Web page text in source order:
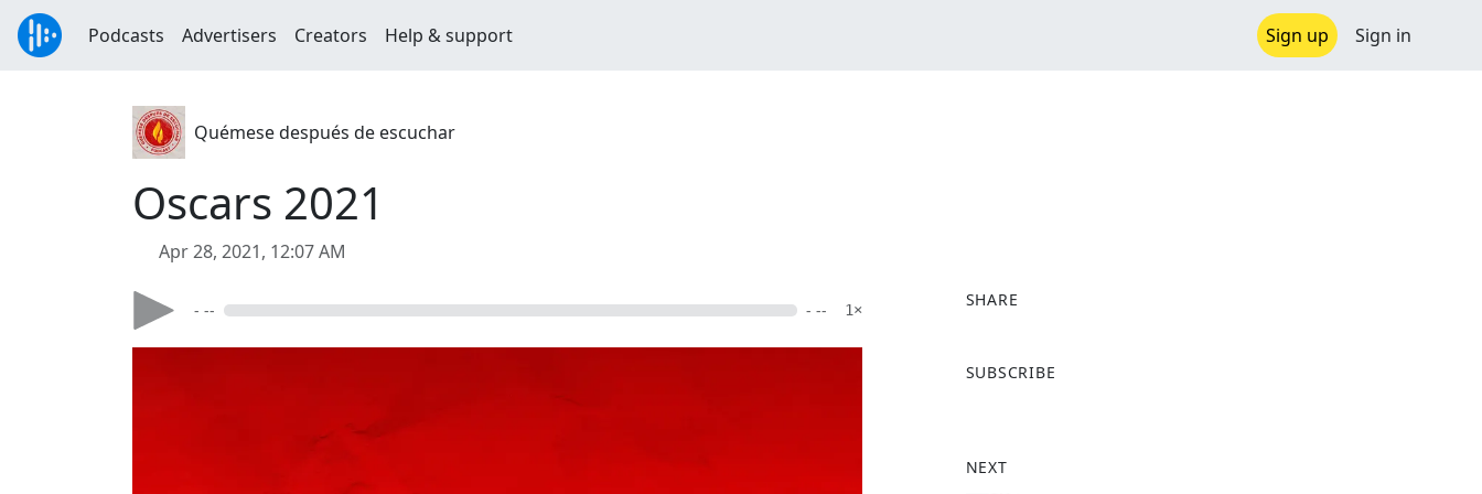
Podcasts Advertisers Creators Help & support Sign up Sign in
Quémese después de escuchar
Oscars 2021
Apr 28, 2021, 12:07 AM
- -- - -- 1×
SHARE
a
o
SUBSCRIBE
NEXT